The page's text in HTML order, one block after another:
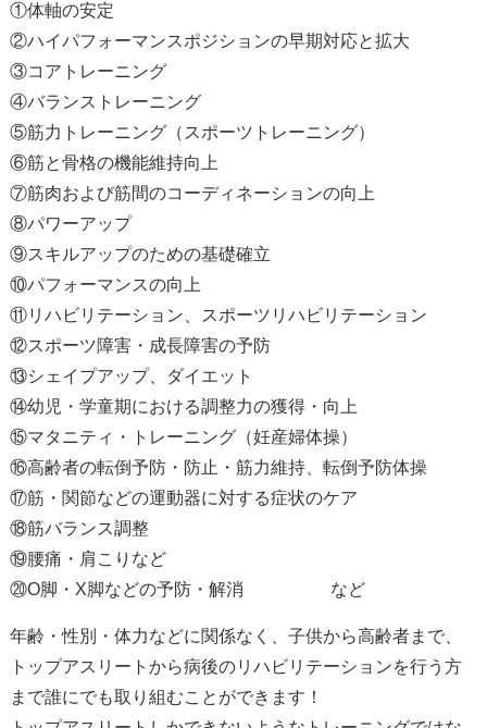
①体軸の安定
②ハイパフォーマンスポジションの早期対応と拡大
③コアトレーニング
④バランストレーニング
⑤筋力トレーニング（スポーツトレーニング）
⑥筋と骨格の機能維持向上
⑦筋肉および筋間のコーディネーションの向上
⑧パワーアップ
⑨スキルアップのための基礎確立
⑩パフォーマンスの向上
⑪リハビリテーション、スポーツリハビリテーション
⑫スポーツ障害・成長障害の予防
⑬シェイプアップ、ダイエット
⑭幼児・学童期における調整力の獲得・向上
⑮マタニティ・トレーニング（妊産婦体操）
⑯高齢者の転倒予防・防止・筋力維持、転倒予防体操
⑰筋・関節などの運動器に対する症状のケア
⑱筋バランス調整
⑲腰痛・肩こりなど
⑳O脚・X脚などの予防・解消 など
年齢・性別・体力などに関係なく、子供から高齢者まで、
トップアスリートから病後のリハビリテーションを行う方
まで誰にでも取り組むことができます！